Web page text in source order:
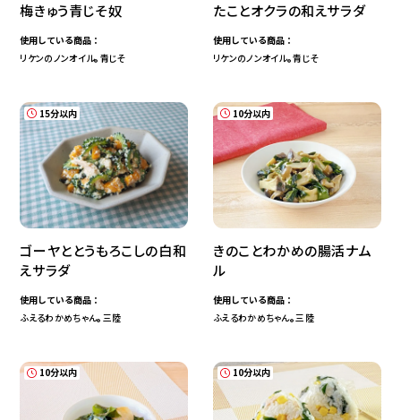
梅きゅう青じそ奴
使用している商品：
リケンのノンオイル® 青じそ
たことオクラの和えサラダ
使用している商品：
リケンのノンオイル®青じそ
15分以内
ゴーヤととうもろこしの白和
えサラダ
使用している商品：
ふえるわかめちゃん® 三陸
10分以内
きのことわかめの腸活ナム
ル
使用している商品：
ふえるわかめちゃん®三陸
10分以内 10分以内